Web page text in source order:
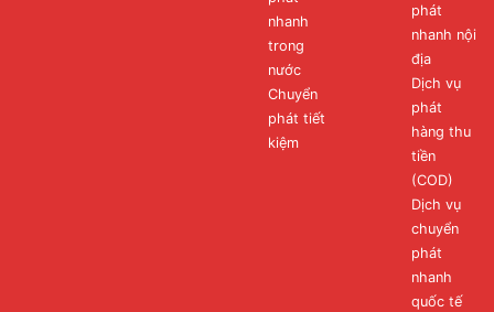
nhanh
trong
nước
Chuyển
phát tiết
kiệm
phát
nhanh nội
địa
Dịch vụ
phát
hàng thu
tiền
(COD)
Dịch vụ
chuyển
phát
nhanh
quốc tế